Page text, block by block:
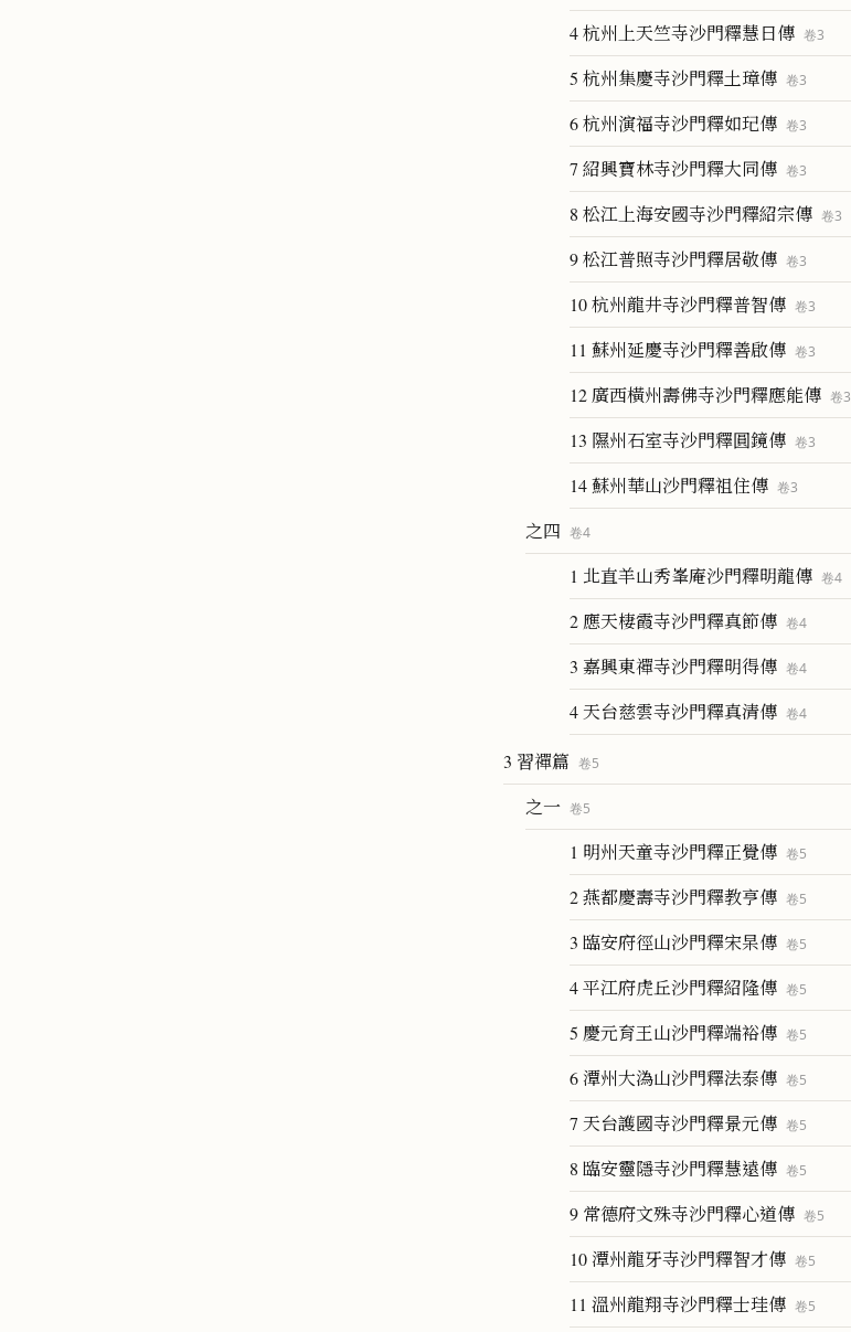
4 杭州上天竺寺沙門釋慧日傳 卷3
5 杭州集慶寺沙門釋土璋傳 卷3
6 杭州演福寺沙門釋如玘傳 卷3
7 紹興寶林寺沙門釋大同傳 卷3
8 松江上海安國寺沙門釋紹宗傳 卷3
9 松江普照寺沙門釋居敬傳 卷3
10 杭州龍井寺沙門釋普智傳 卷3
11 蘇州延慶寺沙門釋善啟傳 卷3
12 廣西橫州壽佛寺沙門釋應能傳 卷3
13 隰州石室寺沙門釋圓鏡傳 卷3
14 蘇州華山沙門釋祖住傳 卷3
之四 卷4
1 北直羊山秀峯庵沙門釋明龍傳 卷4
2 應天棲霞寺沙門釋真節傳 卷4
3 嘉興東禪寺沙門釋明得傳 卷4
4 天台慈雲寺沙門釋真清傳 卷4
3 習禪篇 卷5
之一 卷5
1 明州天童寺沙門釋正覺傳 卷5
2 燕都慶壽寺沙門釋教亨傳 卷5
3 臨安府徑山沙門釋宋杲傳 卷5
4 平江府虎丘沙門釋紹隆傳 卷5
5 慶元育王山沙門釋端裕傳 卷5
6 潭州大溈山沙門釋法泰傳 卷5
7 天台護國寺沙門釋景元傳 卷5
8 臨安靈隱寺沙門釋慧遠傳 卷5
9 常德府文殊寺沙門釋心道傳 卷5
10 潭州龍牙寺沙門釋智才傳 卷5
11 溫州龍翔寺沙門釋士珪傳 卷5